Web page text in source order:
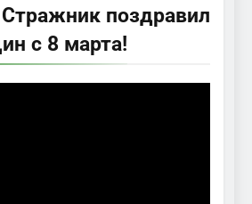
поздравил
с 8 марта!